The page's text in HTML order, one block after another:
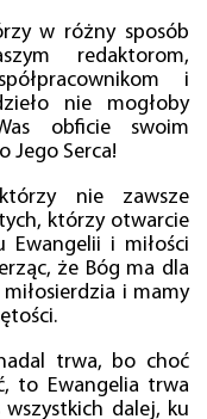
w różny sposób
redaktorom,
i
nie mogłoby
obficie swoim
Jego Serca!
nie zawsze
którzy otwarcie
Ewangelii i miłości
że Bóg ma dla
i mamy
trwa, bo choć
to Ewangelia trwa
dalej, ku